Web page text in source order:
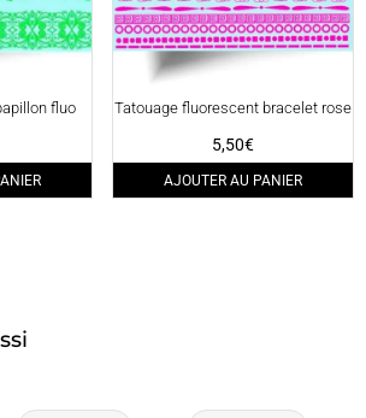
fluo Tatouage fluorescent bracelet rose
5,50€
AJOUTER AU PANIER